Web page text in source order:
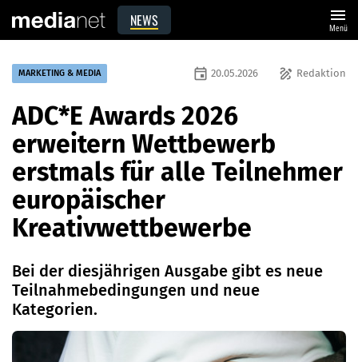
NEWS menu
Menü
MARKETING & MEDIA draw Redaktion
event 20.05.2026
ADC*E Awards 2026
erweitern Wettbewerb
erstmals für alle Teilnehmer
europäischer
Kreativwettbewerbe
Bei der diesjährigen Ausgabe gibt es neue
Teilnahmebedingungen und neue
Kategorien.